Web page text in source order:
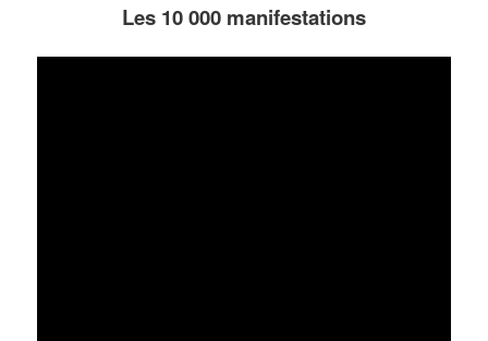
Les 10 000 manifestations